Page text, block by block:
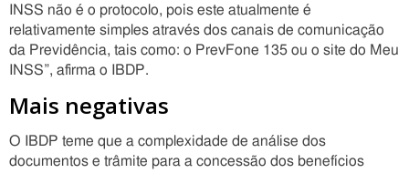
INSS não é o protocolo, pois este atualmente é
relativamente simples através dos canais de comunicação
da Previdência, tais como: o PrevFone 135 ou o site do Meu
INSS”, afirma o IBDP.
Mais negativas
O IBDP teme que a complexidade de análise dos
documentos e trâmite para a concessão dos benefícios